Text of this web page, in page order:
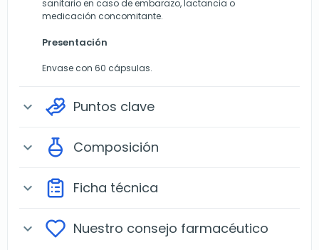
sanitario en caso de embarazo, lactancia o
medicación concomitante.
Presentación
Envase con 60 cápsulas.
expand_more Puntos clave
expand_more Composición
expand_more Ficha técnica
expand_more Nuestro consejo farmacéutico